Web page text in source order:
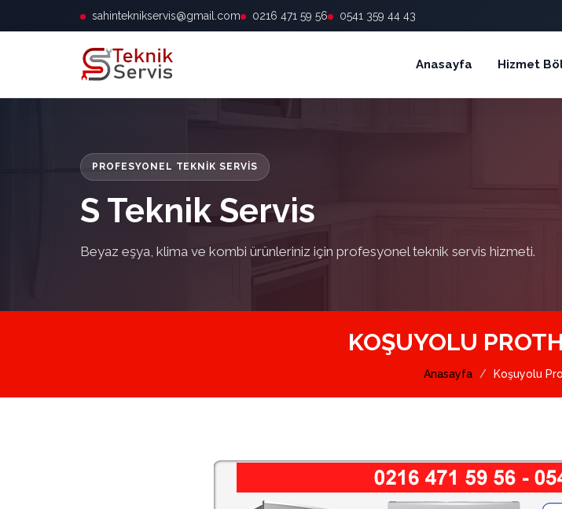
sahinteknikservis@gmail.com 0216 471 59 56 0541 359 44 43
Anasayfa Hizmet
PROFESYONEL TEKNIK SERVIS
S Teknik Servis
Beyaz eşya, klima ve kombi ürünleriniz için profesyonel teknik servis hizmeti.
KOŞUYOLU
Anasayfa Koşuyolu